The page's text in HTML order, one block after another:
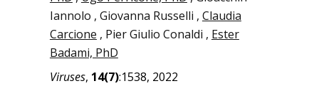
Iannolo , Giovanna Russelli , Claudia
Carcione , Pier Giulio Conaldi , Ester
Badami, PhD
Viruses, 14(7):1538, 2022